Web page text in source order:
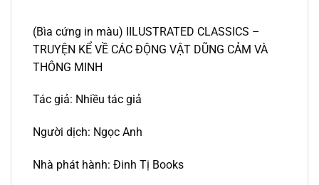
(Bìa cứng in màu) IILUSTRATED CLASSICS –
TRUYỆN KỂ VỀ CÁC ĐỘNG VẬT DŨNG CẢM VÀ
THÔNG MINH
Tác giả: Nhiều tác giả
Người dịch: Ngọc Anh
Nhà phát hành: Đinh Tị Books